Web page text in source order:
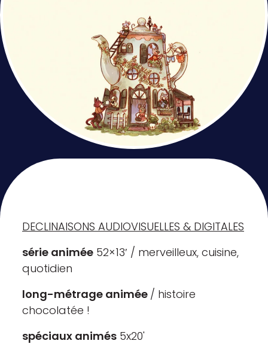
DECLINAISONS AUDIOVISUELLES & DIGITALES
série animée 52×13′ / merveilleux, cuisine,
quotidien
long-métrage animée / histoire
chocolatée !
spéciaux animés 5x20'